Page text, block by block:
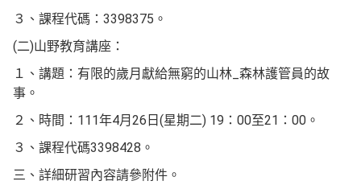
３、課程代碼：3398375。
(二)山野教育講座：
１、講題：有限的歲月獻給無窮的山林_森林護管員的故
事。
２、時間：111年4月26日(星期二) 19：00至21：00。
３、課程代碼3398428。
三、詳細研習內容請參附件。